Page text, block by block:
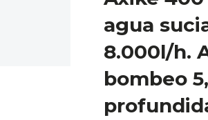
agua
8.000l/h.
bombeo